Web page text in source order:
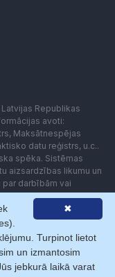
Republikas
avoti:
Maksātnespējas
datu reģistrs, u.c..
spēka. Sistēmas
aizsardzības likumu un
darbībām vai
Lietotājam aizliegts
iekārtas (robotus)
ar Firmas.lv. Galvenā
ar
✖
Turpinot lietot
un izmantosim
jebkurā laikā varat